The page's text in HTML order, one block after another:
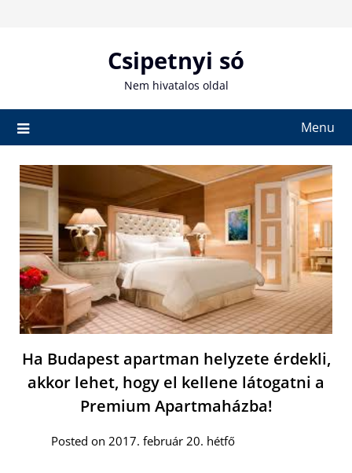
Csipetnyi só
Nem hivatalos oldal
Menu
Ha Budapest apartman helyzete érdekli,
akkor lehet, hogy el kellene látogatni a
Premium Apartmaházba!
Posted on 2017. február 20. hétfő